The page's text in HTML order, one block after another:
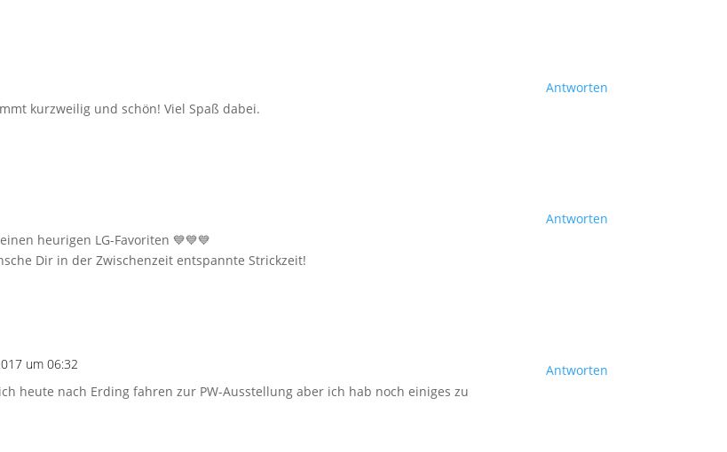
kurzweilig und schön! Viel Spaß dabei.
Antworten
heurigen LG-Favoriten 💙💙💙
Dir in der Zwischenzeit entspannte Strickzeit!
Antworten
um 06:32
heute nach Erding fahren zur PW-Ausstellung aber ich hab noch einiges zu
Antworten